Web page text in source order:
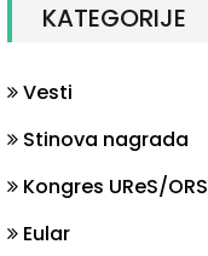
KATEGORIJE
Vesti
Stinova nagrada
Kongres UReS/ORS
Eular